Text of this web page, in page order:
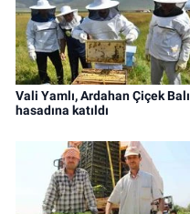
Vali Yamlı, Ardahan Çiçek Balı
hasadına katıldı